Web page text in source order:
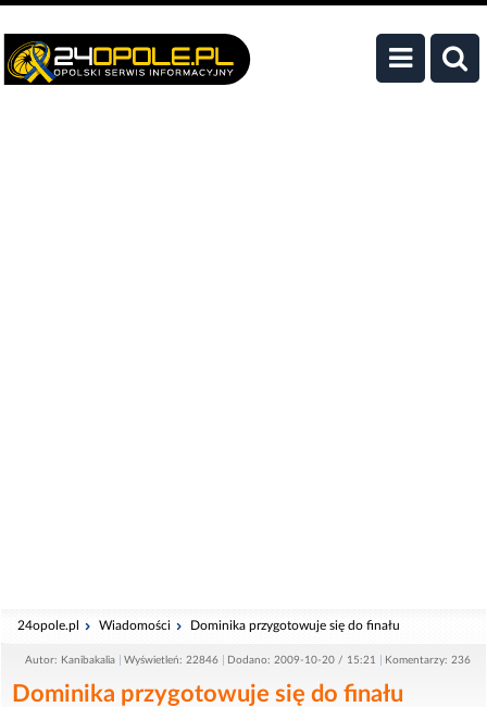
24opole.pl Wiadomości Dominika przygotowuje się do finału
Autor: Kanibakalia Wyświetleń: 22846 Dodano: 2009-10-20 / 15:21 Komentarzy: 236
Dominika przygotowuje się do finału